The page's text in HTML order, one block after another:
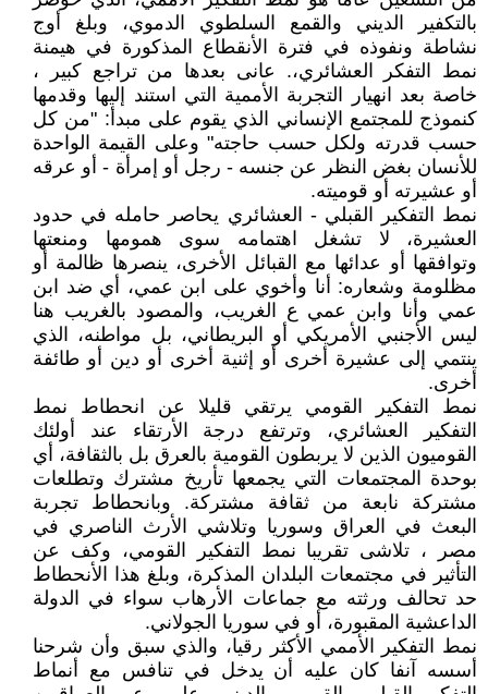
بالتكفير الديني والقمع السلطوي الدموي، وبلغ أوج
نشاطة ونفوذه في فترة الأنقطاع المذكورة في هيمنة
نمط التفكر العشائري،. عانى بعدها من تراجع كبير ،
خاصة بعد انهيار التجربة الأممية التي استند إليها وقدمها
كنموذج للمجتمع الإنساني الذي يقوم على مبدأ: "من كل
حسب قدرته ولكل حسب حاجته" وعلى القيمة الواحدة
للأنسان بغض النظر عن جنسه - رجل أو إمرأة - أو عرقه
أو عشيرته أو قوميته.
نمط التفكير القبلي - العشائري يحاصر حامله في حدود
العشيرة، لا تشغل اهتمامه سوى همومها ومنعتها
وتوافقها أو عدائها مع القبائل الأخرى، ينصرها ظالمة أو
مظلومة وشعاره: أنا وأخوي على ابن عمي، أي ضد ابن
عمي وأنا وابن عمي ع الغريب، والمصود بالغريب هنا
ليس الأجنبي الأمريكي أو البريطاني، بل مواطنه، الذي
ينتمي إلى عشيرة أخرى أو إثنية أخرى أو دين أو طائفة
أخرى.
نمط التفكير القومي يرتقي قليلا عن انحطاط نمط
التفكير العشائري، وترتفع درجة الأرتقاء عند أولئك
القوميون الذين لا يربطون القومية بالعرق بل بالثقافة، أي
بوحدة المجتمعات التي يجمعها تأريخ مشترك وتطلعات
مشتركة نابعة من ثقافة مشتركة. وبانحطاط تجربة
البعث في العراق وسوريا وتلاشي الأرث الناصري في
مصر ، تلاشى تقريبا نمط التفكير القومي، وكف عن
التأثير في مجتمعات البلدان المذكرة، وبلغ هذا الأنحطاط
حد تحالف ورثته مع جماعات الأرهاب سواء في الدولة
الداعشية المقبورة، أو في سوريا الجولاني.
نمط التفكير الأممي الأكثر رقيا، والذي سبق وأن شرحنا
أسسه آنفا كان عليه أن يدخل في تنافس مع أنماط